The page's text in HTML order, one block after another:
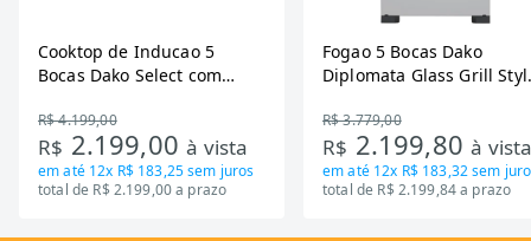
Cooktop de Inducao 5
Bocas Dako Select com
R$ 4.199,00
R$ 2.199,00à vista
em até 12x R$ 183,25sem juros
total de R$ 2.199,00 a prazo
Fogao 5 Bocas Dako
Diplomata Glass Grill
R$ 3.779,00
R$ 2.199,80à
em até 12x R$ 183,32sem
total de R$ 2.199,84 a prazo